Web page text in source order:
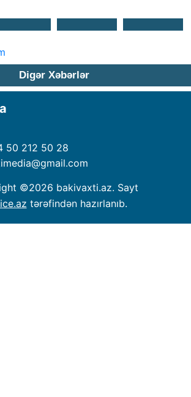
Digər Xəbərlər
50 212 50 28
@gmail.com
©2026 bakivaxti.az. Sayt
tərəfindən hazırlanıb.